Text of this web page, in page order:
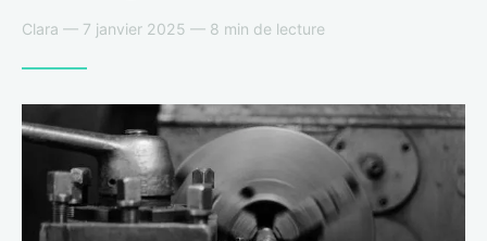
Clara — 7 janvier 2025 — 8 min de lecture